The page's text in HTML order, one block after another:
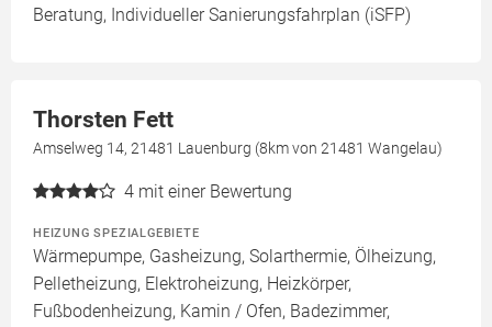
Beratung, Individueller Sanierungsfahrplan (iSFP)
Thorsten Fett
Amselweg 14, 21481 Lauenburg (8km von 21481 Wangelau)
4 mit einer Bewertung
HEIZUNG SPEZIALGEBIETE
Wärmepumpe, Gasheizung, Solarthermie, Ölheizung,
Pelletheizung, Elektroheizung, Heizkörper,
Fußbodenheizung, Kamin / Ofen, Badezimmer,